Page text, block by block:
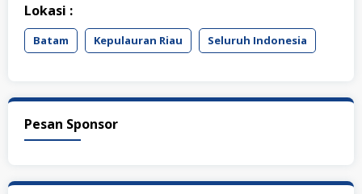
Lokasi :
Batam Kepulauran Riau Seluruh Indonesia
Pesan Sponsor